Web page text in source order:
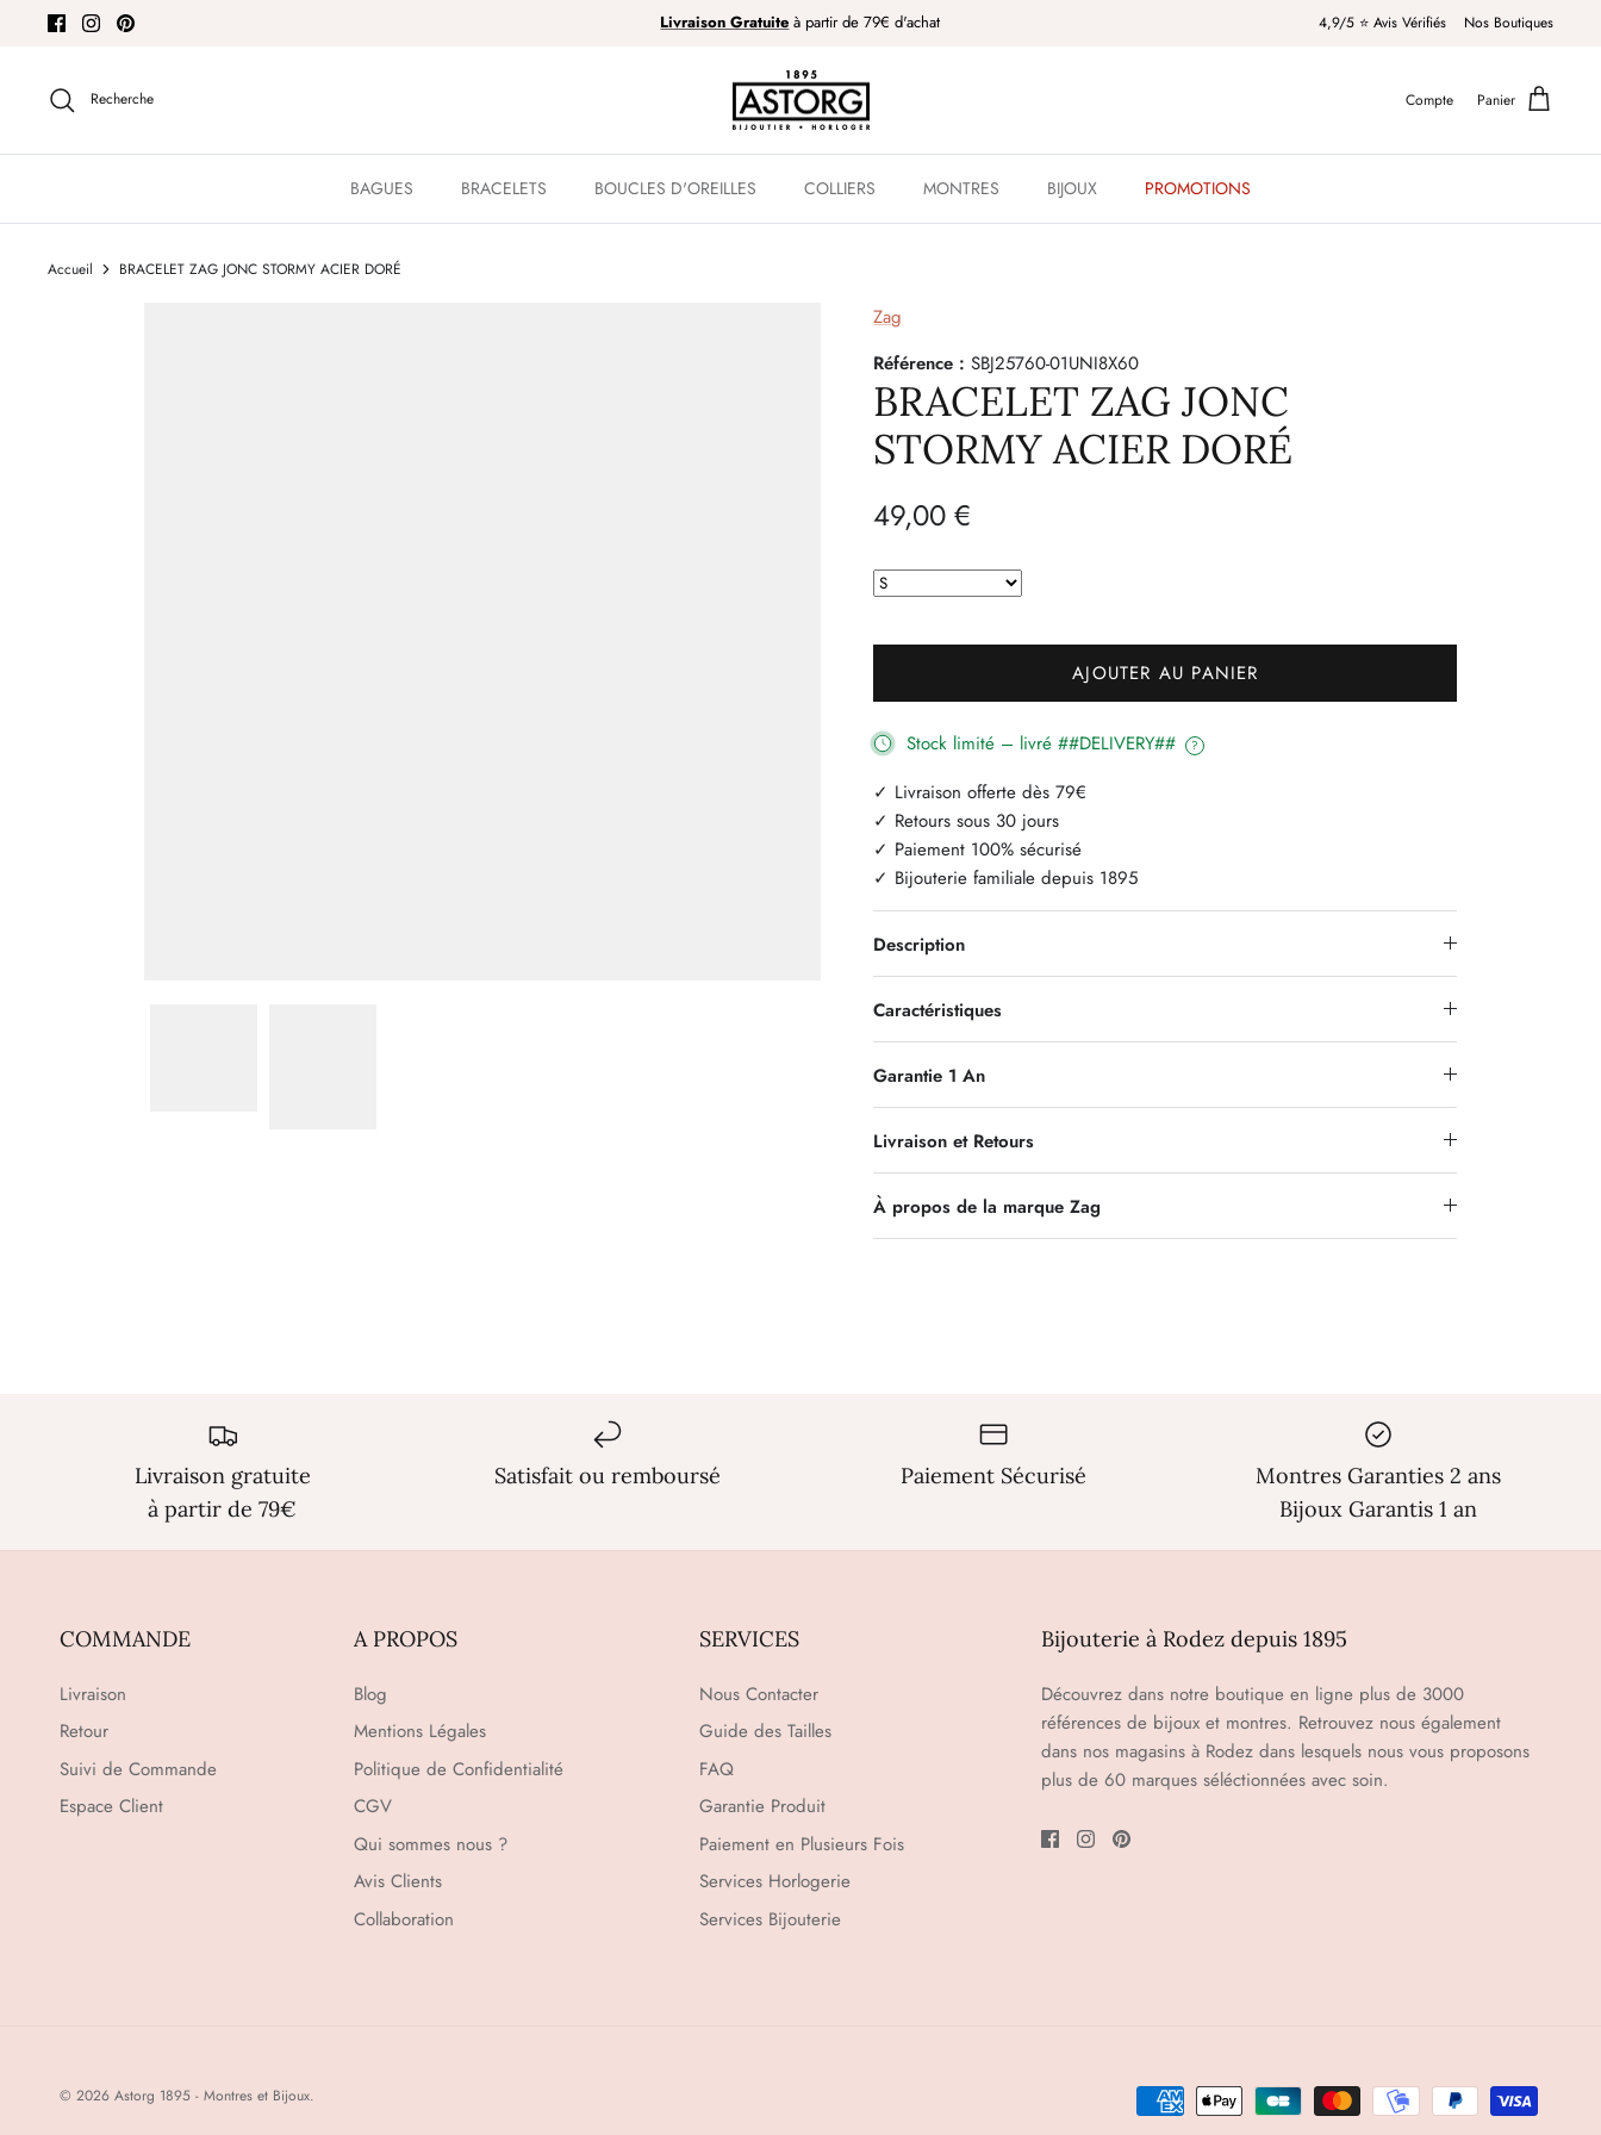
Livraison Gratuite à partir de 79€ d'achat 4,9/5 ⭐️ Avis Vérifiés Nos Boutiques
Recherche Compte Panier
BAGUES BRACELETS BOUCLES D'OREILLES COLLIERS MONTRES BIJOUX PROMOTIONS
Accueil BRACELET ZAG JONC STORMY ACIER DORÉ
Zag
Référence : SBJ25760-01UNI8X60
BRACELET ZAG JONC
STORMY ACIER DORÉ
49,00 €
AJOUTER AU PANIER
Stock limité – livré ##DELIVERY## ?
✓ Livraison offerte dès 79€
✓ Retours sous 30 jours
✓ Paiement 100% sécurisé
✓ Bijouterie familiale depuis 1895
Description
Caractéristiques
Garantie 1 An
Livraison et Retours
À propos de la marque Zag
Livraison gratuite
à partir de 79€
Satisfait ou remboursé Paiement Sécurisé
Montres Garanties 2 ans
Bijoux Garantis 1 an
COMMANDE
Livraison
Retour
Suivi de Commande
Espace Client
A PROPOS
Blog
Mentions Légales
Politique de Confidentialité
CGV
Qui sommes nous ?
Avis Clients
Collaboration
SERVICES
Nous Contacter
Guide des Tailles
FAQ
Garantie Produit
Paiement en Plusieurs Fois
Services Horlogerie
Services Bijouterie
Bijouterie à Rodez depuis 1895
Découvrez dans notre boutique en ligne plus de 3000
références de bijoux et montres. Retrouvez nous également
dans nos magasins à Rodez dans lesquels nous vous proposons
plus de 60 marques séléctionnées avec soin.
© 2026 Astorg 1895 - Montres et Bijoux.